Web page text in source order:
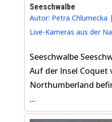
Seeschwalbe
Autor: Petra Chlumecka |
Live-Kameras aus der
Seeschwalbe
Auf der Insel Coquet
Northumberland
...